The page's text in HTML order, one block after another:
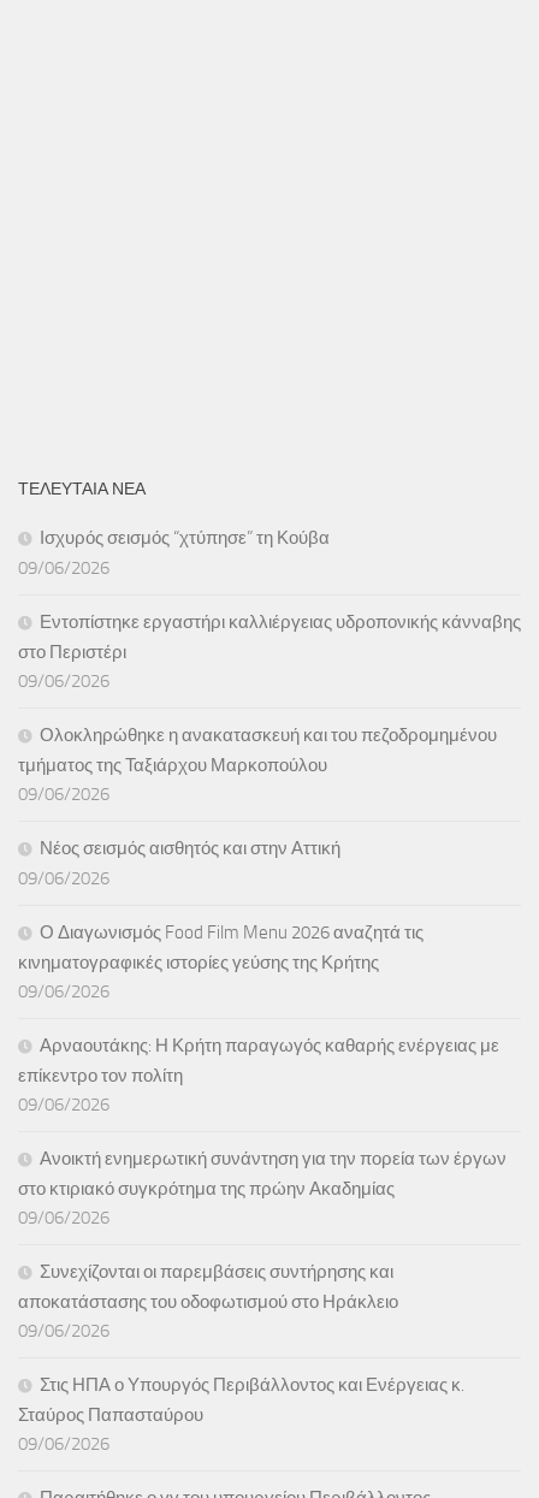
ΤΕΛΕΥΤΑΙΑ ΝΕΑ
Ισχυρός σεισμός “χτύπησε” τη Κούβα
09/06/2026
Εντοπίστηκε εργαστήρι καλλιέργειας υδροπονικής κάνναβης
στο Περιστέρι
09/06/2026
Ολοκληρώθηκε η ανακατασκευή και του πεζοδρομημένου
τμήματος της Ταξιάρχου Μαρκοπούλου
09/06/2026
Νέος σεισμός αισθητός και στην Αττική
09/06/2026
Ο Διαγωνισμός Food Film Menu 2026 αναζητά τις
κινηματογραφικές ιστορίες γεύσης της Κρήτης
09/06/2026
Αρναουτάκης: Η Κρήτη παραγωγός καθαρής ενέργειας με
επίκεντρο τον πολίτη
09/06/2026
Ανοικτή ενημερωτική συνάντηση για την πορεία των έργων
στο κτιριακό συγκρότημα της πρώην Ακαδημίας
09/06/2026
Συνεχίζονται οι παρεμβάσεις συντήρησης και
αποκατάστασης του οδοφωτισμού στο Ηράκλειο
09/06/2026
Στις ΗΠΑ ο Υπουργός Περιβάλλοντος και Ενέργειας κ.
Σταύρος Παπασταύρου
09/06/2026